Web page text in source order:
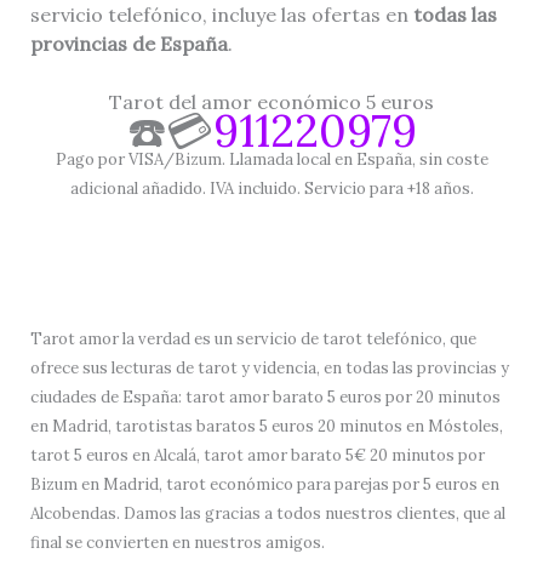
servicio telefónico, incluye las ofertas en todas las
provincias de España.
Tarot del amor económico 5 euros
☎️💳911220979
Pago por VISA/Bizum. Llamada local en España, sin coste
adicional añadido. IVA incluido. Servicio para +18 años.
Tarot amor la verdad es un servicio de tarot telefónico, que
ofrece sus lecturas de tarot y videncia, en todas las provincias y
ciudades de España: tarot amor barato 5 euros por 20 minutos
en Madrid, tarotistas baratos 5 euros 20 minutos en Móstoles,
tarot 5 euros en Alcalá, tarot amor barato 5€ 20 minutos por
Bizum en Madrid, tarot económico para parejas por 5 euros en
Alcobendas. Damos las gracias a todos nuestros clientes, que al
final se convierten en nuestros amigos.